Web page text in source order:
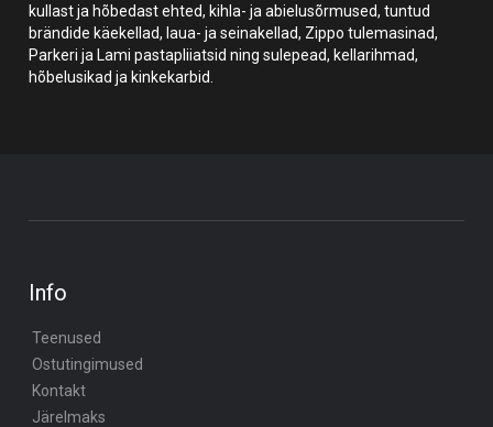
kullast ja hõbedast ehted, kihla- ja abielusõrmused, tuntud
brändide käekellad, laua- ja seinakellad, Zippo tulemasinad,
Parkeri ja Lami pastapliiatsid ning sulepead, kellarihmad,
hõbelusikad ja kinkekarbid.
Info
Teenused
Ostutingimused
Kontakt
Järelmaks